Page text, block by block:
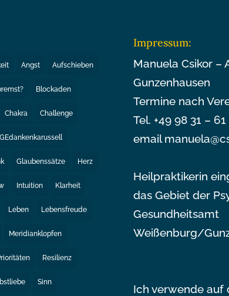
Angst Aufschieben
Blockaden
Chakra Challenge
GEdankenkarussell
Glaubenssätze Herz
Intuition Klarheit
Leben Lebensfreude
Meridianklopfen
Resilienz
Sinn
Impressum:
Manuela Csikor –
Gunzenhausen
Termine nach
Tel. +49 98 31 – 61
email
Heilpraktikerin
das Gebiet der
Gesundheitsamt
Weißenburg/
Ich verwende auf